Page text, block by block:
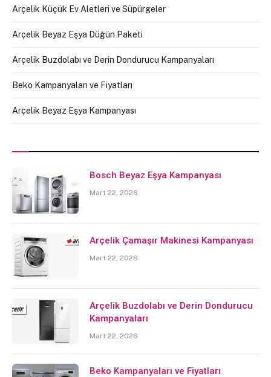
Arçelik Küçük Ev Aletleri ve Süpürgeler
Arçelik Beyaz Eşya Düğün Paketi
Arçelik Buzdolabı ve Derin Dondurucu Kampanyaları
Beko Kampanyaları ve Fiyatları
Arçelik Beyaz Eşya Kampanyası
Bosch Beyaz Eşya Kampanyası
Mart 22, 2026
Arçelik Çamaşır Makinesi Kampanyası
Mart 22, 2026
Arçelik Buzdolabı ve Derin Dondurucu
Kampanyaları
Mart 22, 2026
Beko Kampanyaları ve Fiyatları